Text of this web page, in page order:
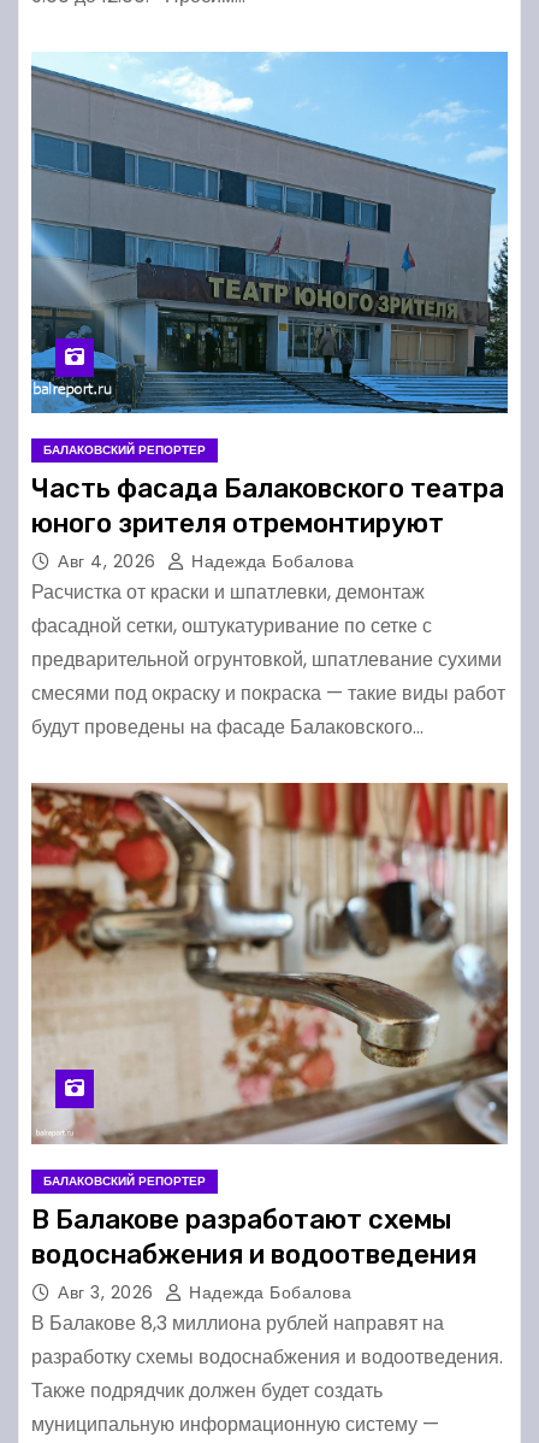
БАЛАКОВСКИЙ РЕПОРТЕР
Часть фасада Балаковского театра
юного зрителя отремонтируют
Авг 4, 2026 Надежда Бобалова
Расчистка от краски и шпатлевки, демонтаж
фасадной сетки, оштукатуривание по сетке с
предварительной огрунтовкой, шпатлевание сухими
смесями под окраску и покраска — такие виды работ
будут проведены на фасаде Балаковского…
БАЛАКОВСКИЙ РЕПОРТЕР
В Балакове разработают схемы
водоснабжения и водоотведения
Авг 3, 2026 Надежда Бобалова
В Балакове 8,3 миллиона рублей направят на
разработку схемы водоснабжения и водоотведения.
Также подрядчик должен будет создать
муниципальную информационную систему —